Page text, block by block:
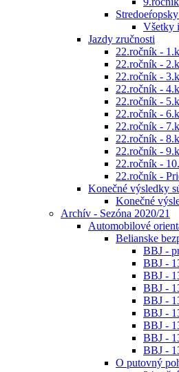
Všetky
Jazdy zručnosti
22.ročník -
22.ročník -
22.ročník -
22.ročník -
22.ročník -
22.ročník -
22.ročník -
22.ročník -
22.ročník -
22.ročník -
22.ročník -
Konečné výsledky
Konečné
Archív - Sezóna 2020/21
Automobilové
Belianske
BBJ -
BBJ -
BBJ -
BBJ -
BBJ -
BBJ -
BBJ -
BBJ -
BBJ -
O putovný